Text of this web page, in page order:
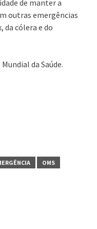
de manter a
outras emergências
da cólera e do
da Saúde.
OMS